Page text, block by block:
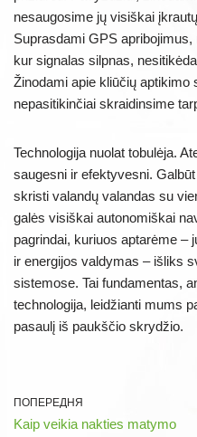
nesaugosime jų visiškai
Suprasdami GPS
kur signalas silpnas,
Žinodami apie kliūčių aptikimo
nepasitikinčiai skraidinsime
Technologija nuolat tobulėja.
saugesni ir efektyvesni.
skristi valandų valandas su
galės visiškai autonomiškai
pagrindai, kuriuos aptarėme
ir energijos valdymas – išliks
sistemose. Tai fundamentas,
technologija, leidžianti mums
pasaulį iš paukščio skrydžio.
ПОПЕРЕДНЯ
Kaip veikia nakties matymo